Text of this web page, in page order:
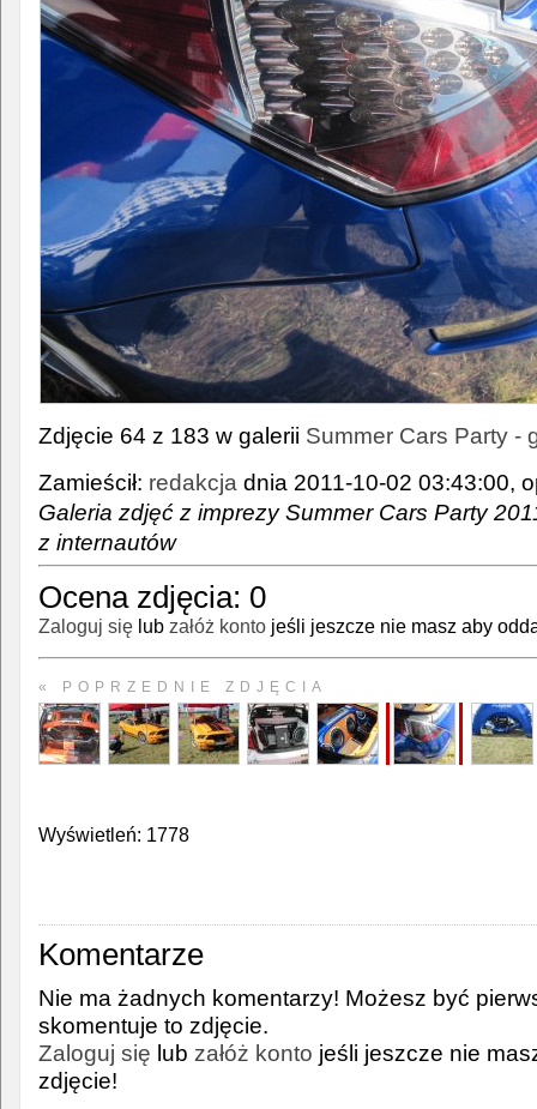
Zdjęcie 64 z 183 w galerii Summer Cars Party -
Zamieścił: redakcja dnia 2011-10-02 03:43:00,
Galeria zdjęć z imprezy Summer Cars Party
z internautów
Ocena zdjęcia: 0
Zaloguj się lub załóż konto jeśli jeszcze nie masz aby
« POPRZEDNIE ZDJĘCIA
Wyświetleń: 1778
Komentarze
Nie ma żadnych komentarzy! Możesz być
skomentuje to zdjęcie.
Zaloguj się lub załóż konto jeśli jeszcze nie
zdjęcie!